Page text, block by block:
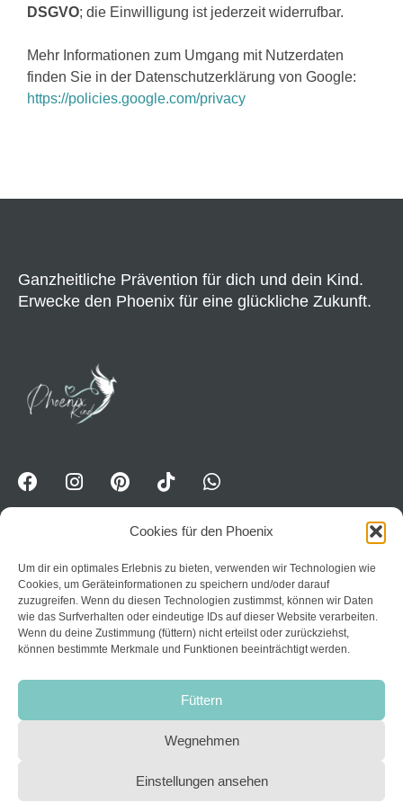
Cookies für den Phoenix
Um dir ein optimales Erlebnis zu bieten, verwenden wir Technologien wie
Cookies, um Geräteinformationen zu speichern und/oder darauf
zuzugreifen. Wenn du diesen Technologien zustimmst, können wir Daten
wie das Surfverhalten oder eindeutige IDs auf dieser Website verarbeiten.
Wenn du deine Zustimmung (füttern) nicht erteilst oder zurückziehst,
können bestimmte Merkmale und Funktionen beeinträchtigt werden.
Füttern
Wegnehmen
Einstellungen ansehen
DSGVO; die Einwilligung ist jederzeit widerrufbar.
Mehr Informationen zum Umgang mit Nutzerdaten
finden Sie in der Datenschutzerklärung von Google:
https://policies.google.com/privacy
Ganzheitliche Prävention für dich und dein Kind.
Erwecke den Phoenix für eine glückliche Zukunft.
WhatsApp-Kanal für Erwavhsene: Jetzt Impulse
erhalten:
Trete dem Kanal PhoenixPower bei
Home
Kontakt
Links
Datenschutzerklärung
AGB
Impressum
Widerruf